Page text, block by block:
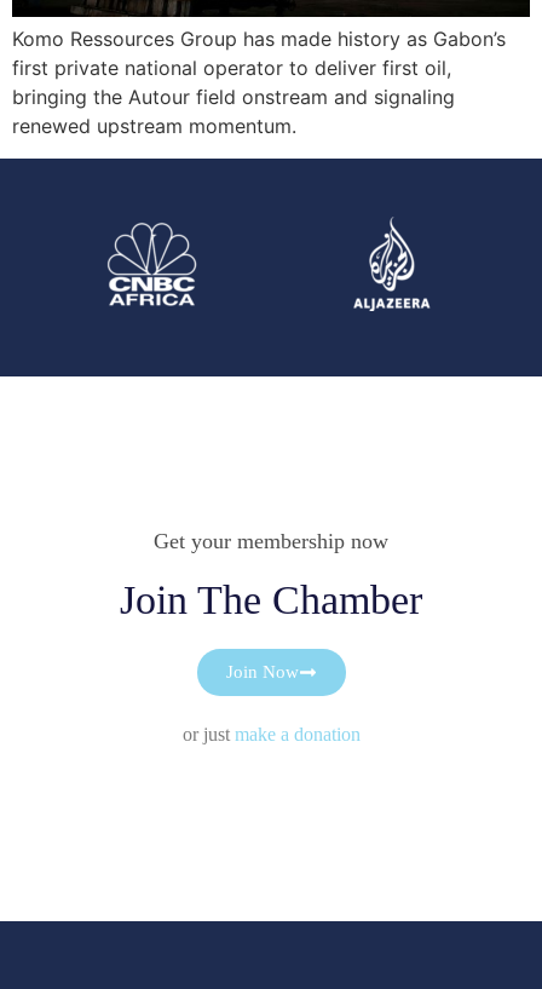
Komo Ressources Group has made history as Gabon’s
first private national operator to deliver first oil,
bringing the Autour field onstream and signaling
renewed upstream momentum.
Get your membership now
Join The Chamber
Join Now
or just make a donation